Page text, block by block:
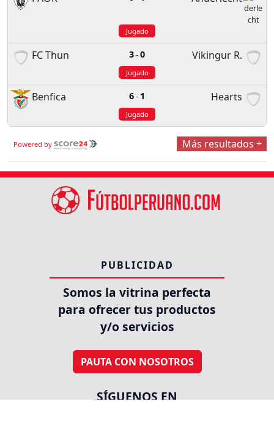
Jugado
FC Thun 3-0 Vikingur R.
Jugado
Benfica 6- 1 Hearts
Jugado
Powered by Más resultados +
PUBLICIDAD
Somos la vitrina perfecta
para ofrecer tus productos
y/o servicios
PAUTA CON NOSOTROS
SÍGUENOS EN